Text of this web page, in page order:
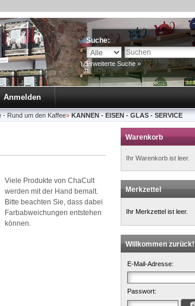
Suche:
Erweiterte Suche »
Anmelden
- Rund um den Kaffee» KANNEN - EISEN - GLAS - SERVICE
Viele Produkte von ChaCult
werden mit der Hand bemalt.
Bitte beachten Sie, dass dabei
Farbabweichungen entstehen
können.
Warenkorb
Ihr Warenkorb ist leer.
Merkzettel
Ihr Merkzettel ist leer.
Willkommen zurück!
E-Mail-Adresse:
Passwort: